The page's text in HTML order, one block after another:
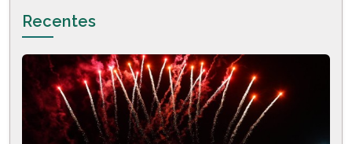
Recentes